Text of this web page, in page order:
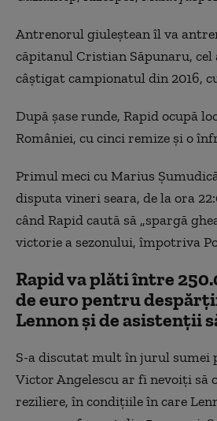
Antrenorul giuleştean îl va
căpitanul Cristian Săpunaru, cel
câştigat campionatul din 2016,
După şase runde, Rapid ocupă
României, cu cinci remize şi o
Primul meci cu Marius
disputa vineri seara, de la ora
când Rapid caută să „spargă
victorie a sezonului, împotriva
Rapid va plăti între
de euro pentru
Lennon și de asistenții
S-a discutat mult în jurul sumei
Victor Angelescu ar fi nevoiți să
reziliere, în condițiile în care